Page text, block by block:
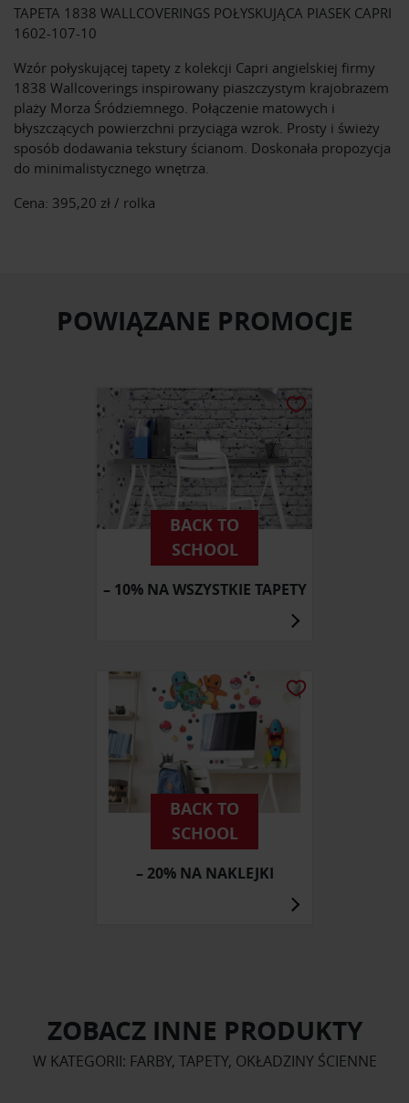
TAPETA 1838 WALLCOVERINGS POŁYSKUJĄCA PIASEK CAPRI
1602-107-10
Wzór połyskującej tapety z kolekcji Capri angielskiej firmy
1838 Wallcoverings inspirowany piaszczystym krajobrazem
plaży Morza Śródziemnego. Połączenie matowych i
błyszczących powierzchni przyciąga wzrok. Prosty i świeży
sposób dodawania tekstury ścianom. Doskonała propozycja
do minimalistycznego wnętrza.
Cena: 395,20 zł / rolka
POWIĄZANE PROMOCJE
BACK TO
SCHOOL
– 10% NA WSZYSTKIE TAPETY
BACK TO
SCHOOL
– 20% NA NAKLEJKI
ZOBACZ INNE PRODUKTY
W KATEGORII: FARBY, TAPETY, OKŁADZINY ŚCIENNE